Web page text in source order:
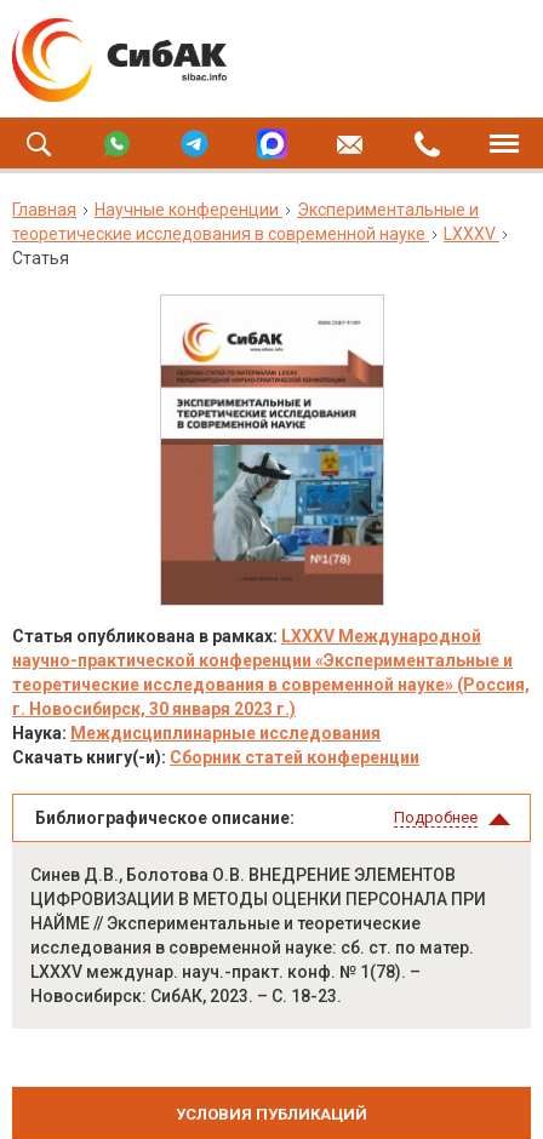
Главная Научные конференции
Экспериментальные и
теоретические исследования в современной науке
LXXXV
Статья
Статья опубликована в рамках: LXXXV Международной
научно-практической конференции «Экспериментальные и
теоретические исследования в современной науке» (Россия,
г. Новосибирск, 30 января 2023 г.)
Наука: Междисциплинарные исследования
Скачать книгу(-и): Сборник статей конференции
Библиографическое описание: Подробнее
Синев Д.В., Болотова О.В. ВНЕДРЕНИЕ ЭЛЕМЕНТОВ
ЦИФРОВИЗАЦИИ В МЕТОДЫ ОЦЕНКИ ПЕРСОНАЛА ПРИ
НАЙМЕ // Экспериментальные и теоретические
исследования в современной науке: сб. ст. по матер.
LXXXV междунар. науч.-практ. конф. № 1(78). –
Новосибирск: СибАК, 2023. – С. 18-23.
УСЛОВИЯ ПУБЛИКАЦИЙ